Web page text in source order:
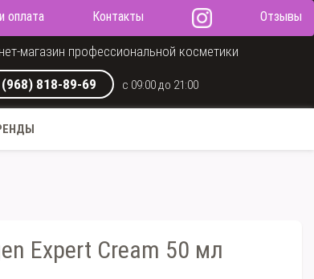
оплата Контакты Отзывы
магазин профессиональной косметики
(968) 818-89-69 с 09:00 до 21:00
Expert Cream 50 мл